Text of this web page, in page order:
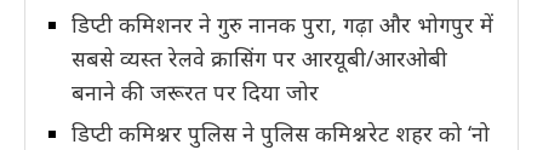
डिप्टी कमिशनर ने गुरु नानक पुरा, गढ़ा और भोगपुर में
सबसे व्यस्त रेलवे क्रासिंग पर आरयूबी/आरओबी
बनाने की जरूरत पर दिया जोर
डिप्टी कमिश्नर पुलिस ने पुलिस कमिश्नरेट शहर को ‘नो